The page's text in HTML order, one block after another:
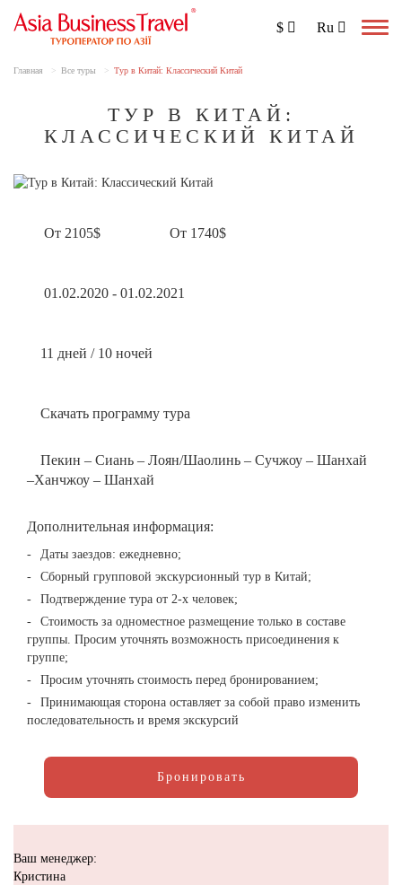
Ru
$
Главная Все туры Тур в Китай: Классический Китай
ТУР В КИТАЙ:
КЛАССИЧЕСКИЙ КИТАЙ
От 2105$ От 1740$
01.02.2020 - 01.02.2021
11 дней / 10 ночей
Скачать программу тура
Пекин – Сиань – Лоян/Шаолинь – Сучжоу – Шанхай
–Ханчжоу – Шанхай
Дополнительная информация:
Даты заездов: ежедневно;
Сборный групповой экскурсионный тур в Китай;
Подтверждение тура от 2-х человек;
Стоимость за одноместное размещение только в составе
группы. Просим уточнять возможность присоединения к
группе;
Просим уточнять стоимость перед бронированием;
Принимающая сторона оставляет за собой право изменить
последовательность и время экскурсий
Бронировать
Ваш менеджер:
Кристина